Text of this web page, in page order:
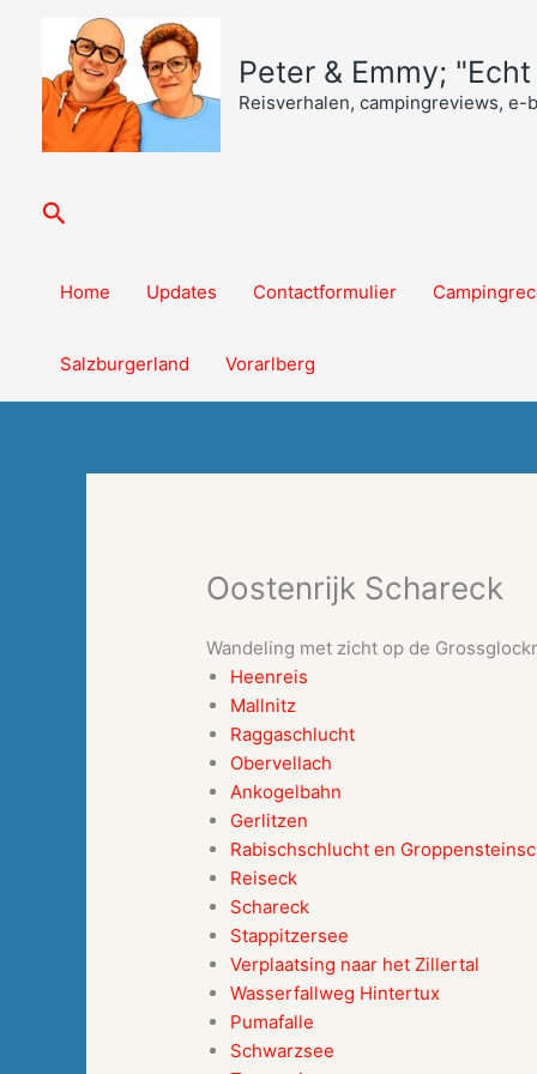
inhoud
Peter & Emmy;
Reisverhalen, campingreviews,
Zoeken
Home Updates Contactformulier
Salzburgerland Vorarlberg
Oostenrijk Schareck
Wandeling met zicht op de
Heenreis
Mallnitz
Raggaschlucht
Obervellach
Ankogelbahn
Gerlitzen
Rabischschlucht en
Reiseck
Schareck
Stappitzersee
Verplaatsing naar het Zillertal
Wasserfallweg Hintertux
Pumafalle
Schwarzsee